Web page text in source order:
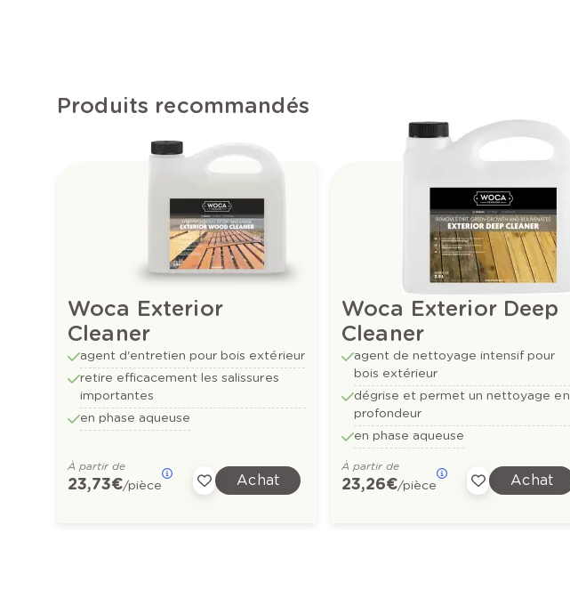
Produits recommandés
Woca Exterior
Cleaner
agent d'entretien pour bois extérieur
retire efficacement les salissures
importantes
en phase aqueuse
À partir de
23,73 €/pièce Achat
Woca Exterior Deep
Cleaner
agent de nettoyage intensif pour
bois extérieur
dégrise et permet un nettoyage en
profondeur
en phase aqueuse
À partir de
23,26 €/pièce Achat